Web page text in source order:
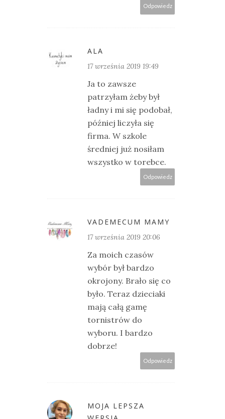
Odpowiedz
ALA
17 września 2019 19:49
Ja to zawsze
patrzyłam żeby był
ładny i mi się podobał,
później liczyła się
firma. W szkole
średniej już nosiłam
wszystko w torebce.
Odpowiedz
VADEMECUM MAMY
17 września 2019 20:06
Za moich czasów
wybór był bardzo
okrojony. Brało się co
było. Teraz dzieciaki
mają całą gamę
tornistrów do
wyboru. I bardzo
dobrze!
Odpowiedz
MOJA LEPSZA